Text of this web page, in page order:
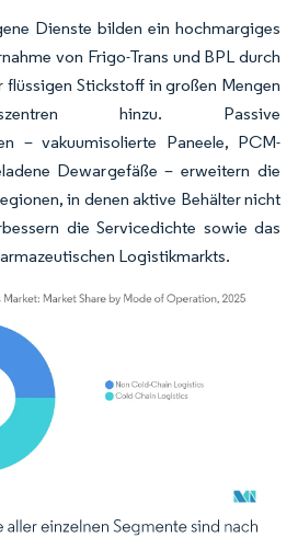
Dienste bilden ein hochmargiges
von Frigo-Trans und BPL durch
flüssigen Stickstoff in großen Mengen
hinzu. Passive
– vakuumisolierte Paneele, PCM-
Dewargefäße – erweitern die
in denen aktive Behälter nicht
die Servicedichte sowie das
Logistikmarkts.